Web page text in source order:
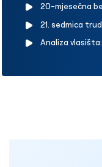
bebe?
Promjene koje se
trudnice u 18.
20-mjesečna
Razvojne faze,
za roditelje
21. sedmica
vama?
Analiza